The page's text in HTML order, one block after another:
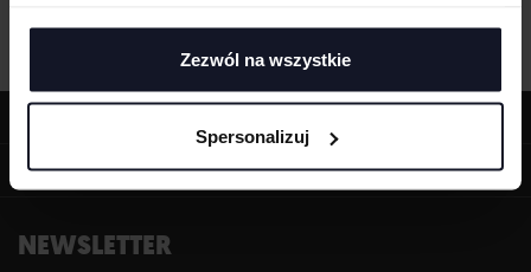
Zezwól na wszystkie
Spersonalizuj
INFORMACJE
NEWSLETTER